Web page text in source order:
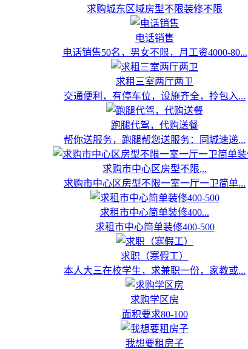
求购城东区域房型不限装修不限
电话销售
电话销售50名，男女不限，月工资4000-80...
求租三室两厅两卫
交通便利，有停车位，设施齐全，拎包入...
跑腿代驾，代购送餐
帮你送服务，跑腿帮您送服务：同城速递...
求购市中心区房型不限...
求购市中心区房型不限一室一厅一卫简单...
求租市中心简单装修400...
求租市中心简单装修400-500
求职（寒假工）
本人大三在校学生，求兼职一份，家教或...
求购学区房
面积要求80-100
我想要租房子